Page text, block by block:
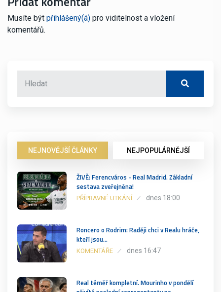
Musíte být přihlášený(á) pro viditelnost a vložení
komentářů.
NEJNOVĚJŠÍ ČLÁNKY NEJPOPULÁRNĚJŠÍ
ŽIVĚ: Ferencváros - Real Madrid. Základní
sestava zveřejněna!
PŘÍPRAVNÉ UTKÁNÍ dnes 18:00
Roncero o Rodrim: Raději chci v Realu hráče,
kteří jsou…
KOMENTÁŘE dnes 16:47
Real téměř kompletní. Mourinho v pondělí